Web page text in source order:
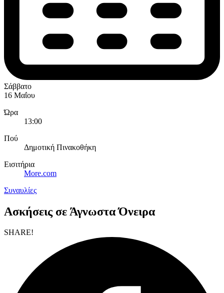
Σάββατο
16 Μαΐου
Ώρα
13:00
Πού
Δημοτική Πινακοθήκη
Εισιτήρια
More.com
Συναυλίες
Ασκήσεις σε Άγνωστα Όνειρα
SHARE!